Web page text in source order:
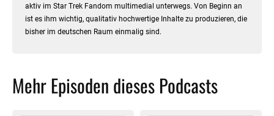
aktiv im Star Trek Fandom multimedial unterwegs. Von Beginn an
ist es ihm wichtig, qualitativ hochwertige Inhalte zu produzieren, die
bisher im deutschen Raum einmalig sind.
Mehr Episoden dieses Podcasts